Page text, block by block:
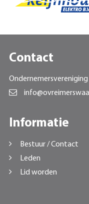
Contact
Ondernemersvereniging
Informatie
Bestuur / Contact
Leden
Lid worden